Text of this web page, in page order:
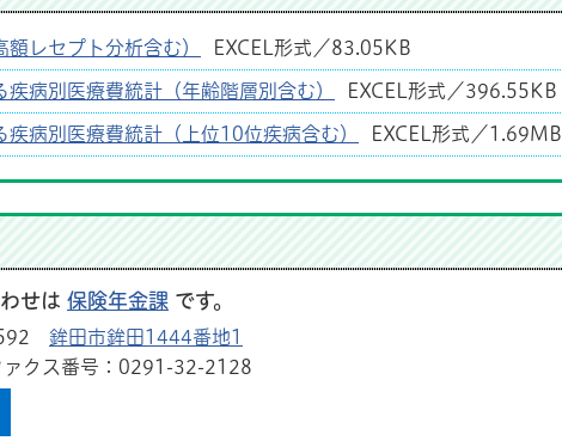
レセプト分析含む） EXCEL形式／83.05KB
病別医療費統計（年齢階層別含む） EXCEL形式／396.55KB
病別医療費統計（上位10位疾病含む） EXCEL形式／1.69MB
せは 保険年金課 です。
鉾田市鉾田1444番地1
クス番号：0291-32-2128